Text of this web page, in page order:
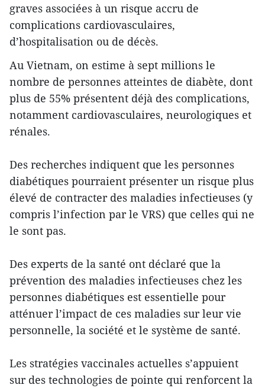
graves associées à un risque accru de
complications cardiovasculaires,
d’hospitalisation ou de décès.
Au Vietnam, on estime à sept millions le
nombre de personnes atteintes de diabète, dont
plus de 55% présentent déjà des complications,
notamment cardiovasculaires, neurologiques et
rénales.
Des recherches indiquent que les personnes
diabétiques pourraient présenter un risque plus
élevé de contracter des maladies infectieuses (y
compris l’infection par le VRS) que celles qui ne
le sont pas.
Des experts de la santé ont déclaré que la
prévention des maladies infectieuses chez les
personnes diabétiques est essentielle pour
atténuer l’impact de ces maladies sur leur vie
personnelle, la société et le système de santé.
Les stratégies vaccinales actuelles s’appuient
sur des technologies de pointe qui renforcent la